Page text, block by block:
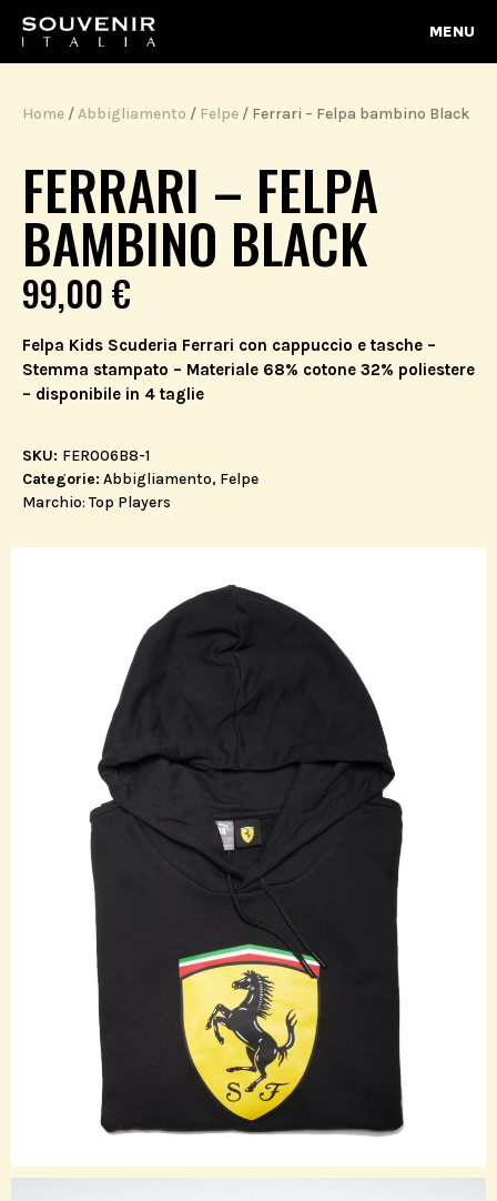
MENU
Home /Abbigliamento / Felpe / Ferrari – Felpa bambino Black
FERRARI – FELPA
BAMBINO BLACK
99,00€
Felpa Kids Scuderia Ferrari con cappuccio e tasche –
Stemma stampato – Materiale 68% cotone 32% poliestere
– disponibile in 4 taglie
SKU: FER006B8-1
Categorie: Abbigliamento, Felpe
Marchio:Top Players